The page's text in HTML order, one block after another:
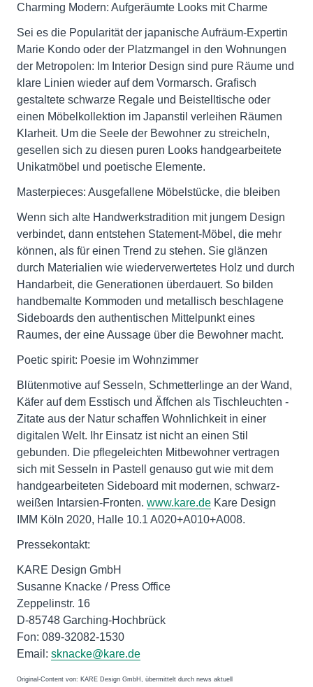
Charming Modern: Aufgeräumte Looks mit Charme
Sei es die Popularität der japanische Aufräum-Expertin
Marie Kondo oder der Platzmangel in den Wohnungen
der Metropolen: Im Interior Design sind pure Räume und
klare Linien wieder auf dem Vormarsch. Grafisch
gestaltete schwarze Regale und Beistelltische oder
einen Möbelkollektion im Japanstil verleihen Räumen
Klarheit. Um die Seele der Bewohner zu streicheln,
gesellen sich zu diesen puren Looks handgearbeitete
Unikatmöbel und poetische Elemente.
Masterpieces: Ausgefallene Möbelstücke, die bleiben
Wenn sich alte Handwerkstradition mit jungem Design
verbindet, dann entstehen Statement-Möbel, die mehr
können, als für einen Trend zu stehen. Sie glänzen
durch Materialien wie wiederverwertetes Holz und durch
Handarbeit, die Generationen überdauert. So bilden
handbemalte Kommoden und metallisch beschlagene
Sideboards den authentischen Mittelpunkt eines
Raumes, der eine Aussage über die Bewohner macht.
Poetic spirit: Poesie im Wohnzimmer
Blütenmotive auf Sesseln, Schmetterlinge an der Wand,
Käfer auf dem Esstisch und Äffchen als Tischleuchten -
Zitate aus der Natur schaffen Wohnlichkeit in einer
digitalen Welt. Ihr Einsatz ist nicht an einen Stil
gebunden. Die pflegeleichten Mitbewohner vertragen
sich mit Sesseln in Pastell genauso gut wie mit dem
handgearbeiteten Sideboard mit modernen, schwarz-
weißen Intarsien-Fronten. www.kare.de Kare Design
IMM Köln 2020, Halle 10.1 A020+A010+A008.
Pressekontakt:
KARE Design GmbH
Susanne Knacke / Press Office
Zeppelinstr. 16
D-85748 Garching-Hochbrück
Fon: 089-32082-1530
Email: sknacke@kare.de
Original-Content von: KARE Design GmbH, übermittelt durch news aktuell